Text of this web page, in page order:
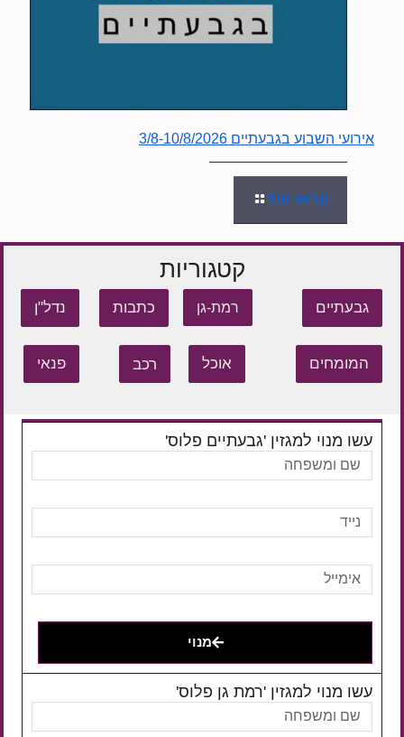
אירועי השבוע בגבעתיים 3/8-10/8/2026
קראו עוד
קטגוריות
גבעתיים רמת-גן כתבות נדל"ן
המומחים אוכל רכב פנאי
עשו מנוי למגזין 'גבעתיים פלוס'
מנוי
עשו מנוי למגזין 'רמת גן פלוס'